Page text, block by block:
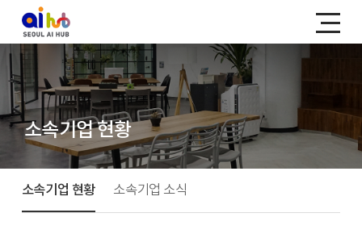
소속기업 현황
소속기업 현황 소속기업 소식